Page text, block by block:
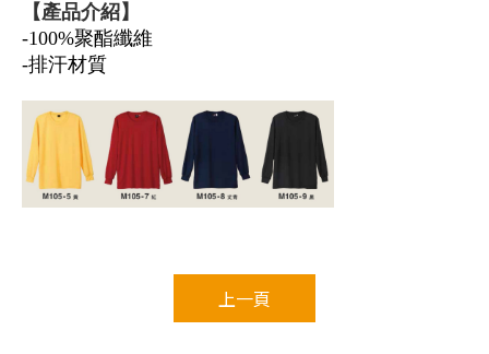
【產品介紹】
-100%聚酯纖維
-排汗材質
上一頁